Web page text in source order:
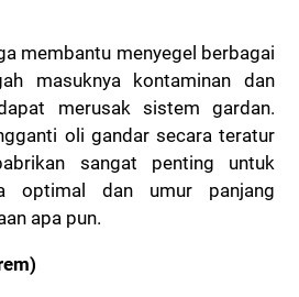
membantu menyegel berbagai
masuknya kontaminan dan
merusak sistem gardan.
oli gandar secara teratur
sangat penting untuk
optimal dan umur panjang
apa pun.